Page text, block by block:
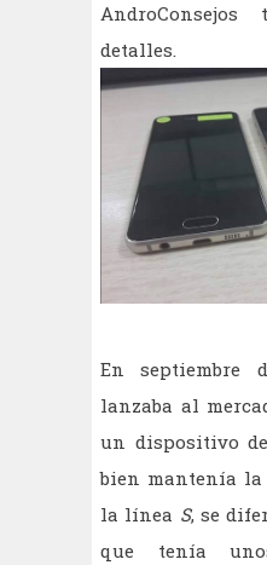
detalles.
En septiembre
lanzaba al
un dispositivo
bien mantenía la
la línea S, se
que tenía